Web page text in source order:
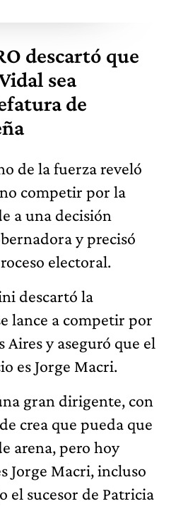
descartó que
sea
de
de la fuerza reveló
competir por la
a una decisión
y precisó
electoral.
descartó la
lance a competir por
Aires y aseguró que el
es Jorge Macri.
gran dirigente, con
crea que pueda que
arena, pero hoy
Jorge Macri, incluso
el sucesor de Patricia